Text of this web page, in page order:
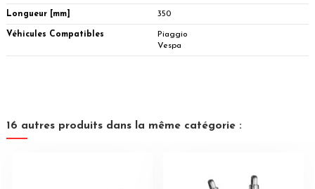
Longueur [mm] 350
Véhicules Compatibles
Piaggio
Vespa
16 autres produits dans la même catégorie :